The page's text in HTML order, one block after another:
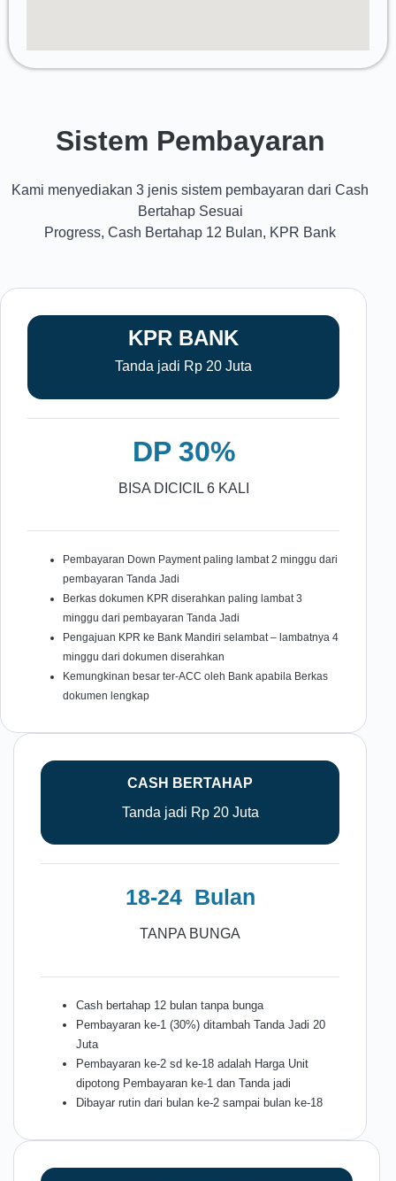
Sistem Pembayaran
Kami menyediakan 3 jenis sistem pembayaran dari Cash
Bertahap Sesuai
Progress, Cash Bertahap 12 Bulan, KPR Bank
KPR BANK
Tanda jadi Rp 20 Juta
DP 30%
BISA DICICIL 6 KALI
Pembayaran Down Payment paling lambat 2 minggu dari
pembayaran Tanda Jadi
Berkas dokumen KPR diserahkan paling lambat 3
minggu dari pembayaran Tanda Jadi
Pengajuan KPR ke Bank Mandiri selambat – lambatnya 4
minggu dari dokumen diserahkan
Kemungkinan besar ter-ACC oleh Bank apabila Berkas
dokumen lengkap
CASH BERTAHAP
Tanda jadi Rp 20 Juta
18-24 Bulan
TANPA BUNGA
Cash bertahap 12 bulan tanpa bunga
Pembayaran ke-1 (30%) ditambah Tanda Jadi 20
Juta
Pembayaran ke-2 sd ke-18 adalah Harga Unit
dipotong Pembayaran ke-1 dan Tanda jadi
Dibayar rutin dari bulan ke-2 sampai bulan ke-18